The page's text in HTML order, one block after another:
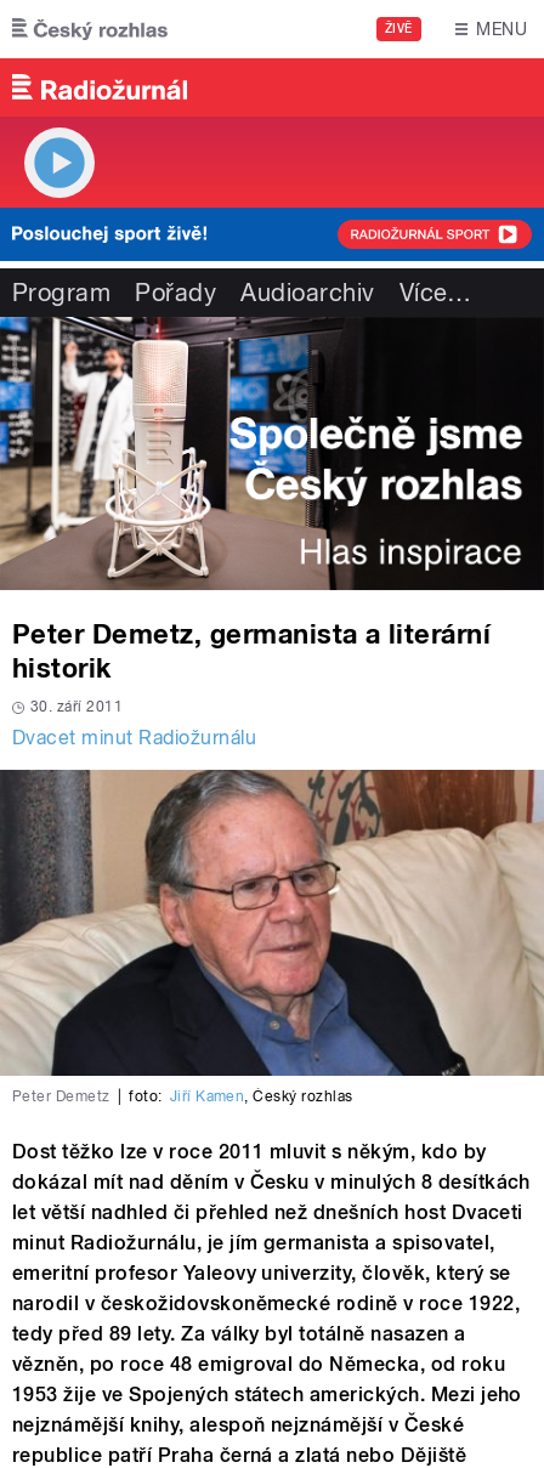
Přejít k hlavnímu obsahu
ŽIVĚ MENU
Program Pořady Audioarchiv Více…
Peter Demetz, germanista a literární
historik
30. září 2011
Dvacet minut Radiožurnálu
Peter Demetz foto: Jiří Kamen ,Český rozhlas
Dost těžko lze v roce 2011 mluvit s někým, kdo by
dokázal mít nad děním v Česku v minulých 8 desítkách
let větší nadhled či přehled než dnešních host Dvaceti
minut Radiožurnálu, je jím germanista a spisovatel,
emeritní profesor Yaleovy univerzity, člověk, který se
narodil v českožidovskoněmecké rodině v roce 1922,
tedy před 89 lety. Za války byl totálně nasazen a
vězněn, po roce 48 emigroval do Německa, od roku
1953 žije ve Spojených státech amerických. Mezi jeho
nejznámější knihy, alespoň nejznámější v České
republice patří Praha černá a zlatá nebo Dějiště